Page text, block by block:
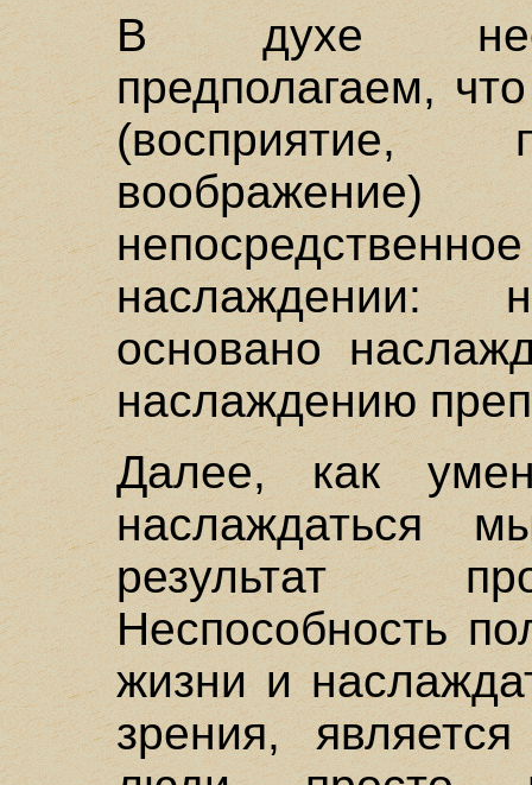
В духе
предполагаем,
(восприятие,
наслаждении:
основано
наслаждению
Далее, как
наслаждаться
результат
Неспособность
жизни и
зрения,